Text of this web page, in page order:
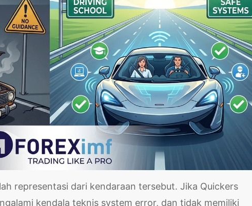
representasi dari kendaraan tersebut. Jika Quickers
kendala teknis system error, dan tidak memiliki